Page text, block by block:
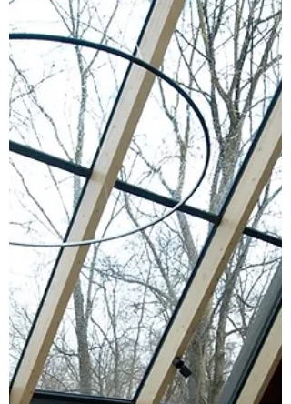
Alpina Ogrody Zimowe
Ogrody zimowe przy domu –
trendy
Ogrody zimowe przy domu – trendy,
przegląd najnowszych inspiracji
aranżacyjnych, technologicznych i
ekologicznych. Sprawdź modne kolory, styl
skandynawski, luksusowe rozwiązania i
inteligentne technologie w ogrodach
zimowych!